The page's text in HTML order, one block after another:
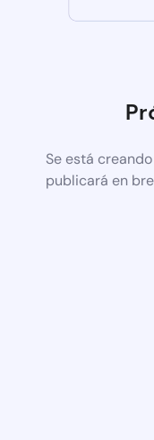
Se está
publicará en